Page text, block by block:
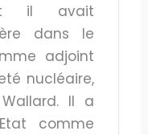
il avait
dans le
adjoint
nucléaire,
Il a
comme